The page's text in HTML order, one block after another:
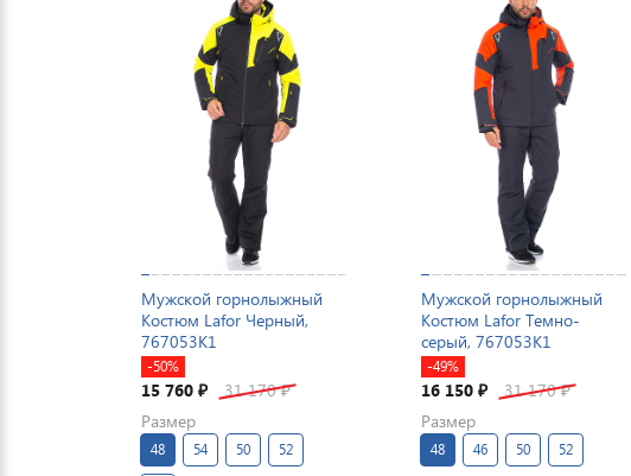
Мужской горнолыжный
Костюм Lafor Черный,
767053K1
-50%
15 760 ₽ 31 170₽
Размер
48 54 50 52
Мужской горнолыжный
Костюм Lafor Темно-
серый, 767053K1
-49%
16 150₽ 31 170₽
Размер
48 46 50 52